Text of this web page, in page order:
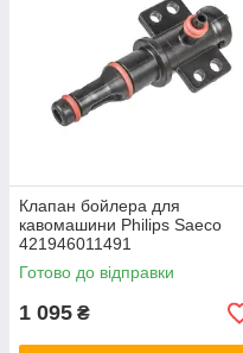
Клапан бойлера для
кавомашини Philips Saeco
421946011491
Готово до відправки
1 095 ₴